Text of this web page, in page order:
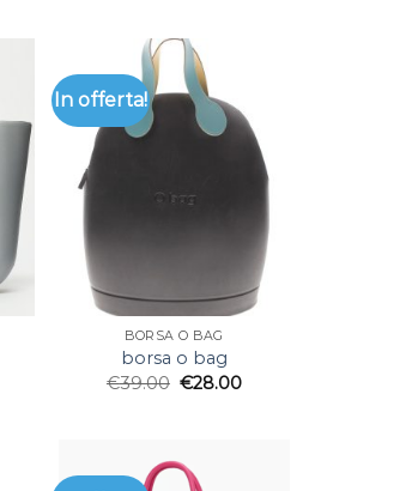
In offerta!
BORSA O BAG
borsa o bag
€39.00 €28.00